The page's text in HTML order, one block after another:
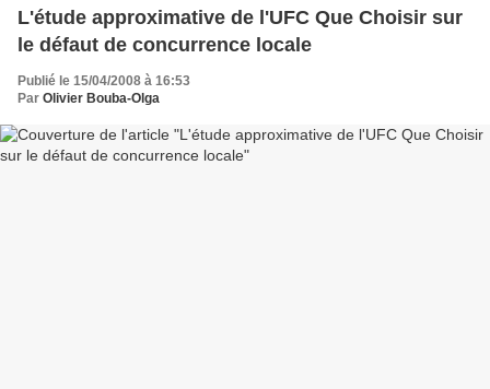
L'étude approximative de l'UFC Que Choisir sur
le défaut de concurrence locale
Publié le 15/04/2008 à 16:53
Par Olivier Bouba-Olga